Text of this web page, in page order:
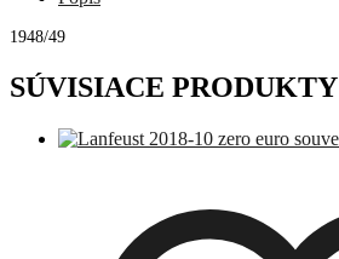
1948/49
SÚVISIACE PRODUKTY